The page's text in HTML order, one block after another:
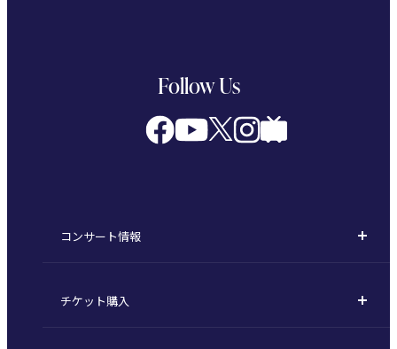
Follow Us
コンサート情報
定期演奏会
チケット購入